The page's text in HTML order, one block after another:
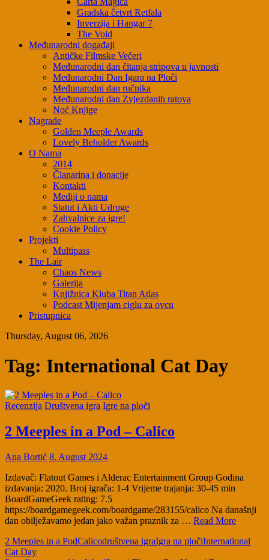
Gradska četvrt Retfala
Inverzija i Hangar 7
The Void
Međunarodni događaji
Antičke Filmske Večeri
Međunarodni dan čitanja stripova u javnosti
Međunarodni Dan Igara na Ploči
Međunarodni dan ručnika
Međunarodni dan Zvjezdanih ratova
Noć Knjige
Nagrade
Golden Meeple Awards
Lovely Beholder Awards
O Nama
2014
Članarina i donacije
Kontakti
Mediji o nama
Statut i Akti Udruge
Zahvalnice za igre!
Cookie Policy
Projekti
Multipass
The Lair
Chaos News
Galerija
Knjižnica Kluba Titan Atlas
Podcast Mijenjam ciglu za ovcu
Pristupnica
Thursday, August 06, 2026
Tag: International Cat Day
Recenzija Društvena igra Igre na ploči
2 Meeples in a Pod – Calico
Ana Bortić 8. August 2024
Izdavač: Flatout Games i Alderac Entertainment Group Godina
izdavanja: 2020. Broj igrača: 1-4 Vrijeme trajanja: 30-45 min
BoardGameGeek rating: 7.5
https://boardgamegeek.com/boardgame/283155/calico Na današnji
dan obilježavamo jedan jako važan praznik za … Read More
2 Meeples in a PodCalicodruštvena igraIgra na pločiInternational
Cat Day